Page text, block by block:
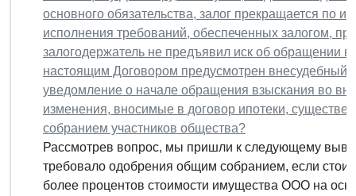
основного обязательства, залог прекращается по
исполнения требований, обеспеченных залогом,
залогодержатель не предъявил иск об обращении
настоящим Договором предусмотрен внесудебный
уведомление о начале обращения взыскания во
изменения, вносимые в договор ипотеки,
собранием участников общества?
Рассмотрев вопрос, мы пришли к следующему
требовало одобрения общим собранием, если
более процентов стоимости имущества ООО на